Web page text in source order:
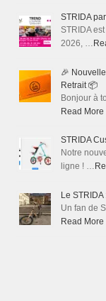
STRIDA
STRIDA
2026, …
🎉
Retrait 📦
Bonjour à
Read More
STRIDA
Notre
ligne ! …
Le
Un fan de
Read More